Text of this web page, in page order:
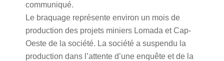
communiqué.
Le braquage représente environ un mois de
production des projets miniers Lomada et Cap-
Oeste de la société. La société a suspendu la
production dans l’attente d’une enquête et de la